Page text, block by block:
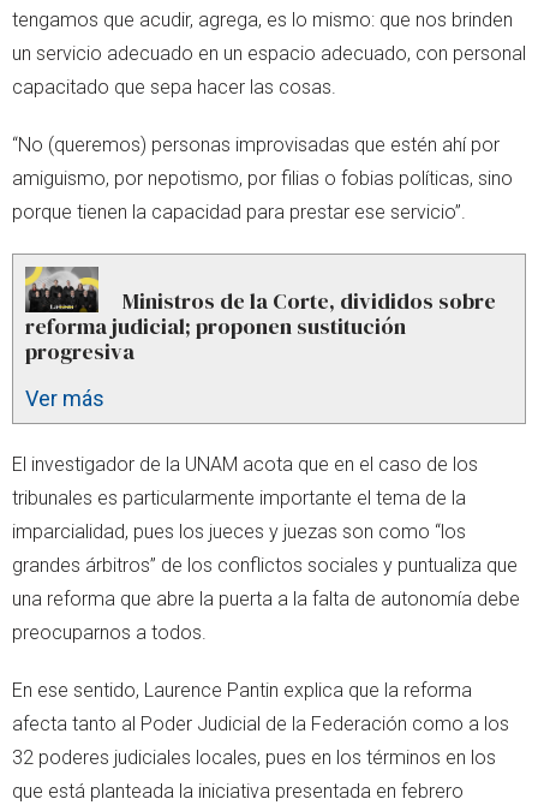
tengamos que acudir, agrega, es lo mismo: que nos brinden
un servicio adecuado en un espacio adecuado, con personal
capacitado que sepa hacer las cosas.
“No (queremos) personas improvisadas que estén ahí por
amiguismo, por nepotismo, por filias o fobias políticas, sino
porque tienen la capacidad para prestar ese servicio”.
Ministros de la Corte, divididos sobre
reforma judicial; proponen sustitución
progresiva
Ver más
El investigador de la UNAM acota que en el caso de los
tribunales es particularmente importante el tema de la
imparcialidad, pues los jueces y juezas son como “los
grandes árbitros” de los conflictos sociales y puntualiza que
una reforma que abre la puerta a la falta de autonomía debe
preocuparnos a todos.
En ese sentido, Laurence Pantin explica que la reforma
afecta tanto al Poder Judicial de la Federación como a los
32 poderes judiciales locales, pues en los términos en los
que está planteada la iniciativa presentada en febrero